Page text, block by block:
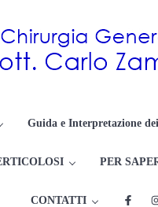
Guida e Interpretazione
PER
CONTATTI